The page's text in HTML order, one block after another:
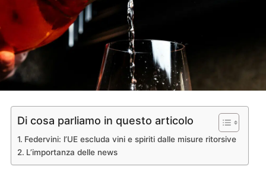
Di cosa parliamo in questo articolo
Federvini: l’UE escluda vini e spiriti dalle misure ritorsive
L’importanza delle news